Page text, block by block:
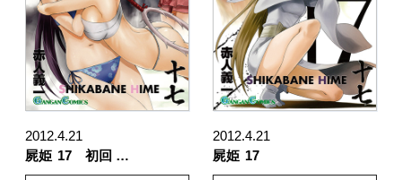
2012.4.21
屍姫 17 初回 …
2012.4.21
屍姫 17